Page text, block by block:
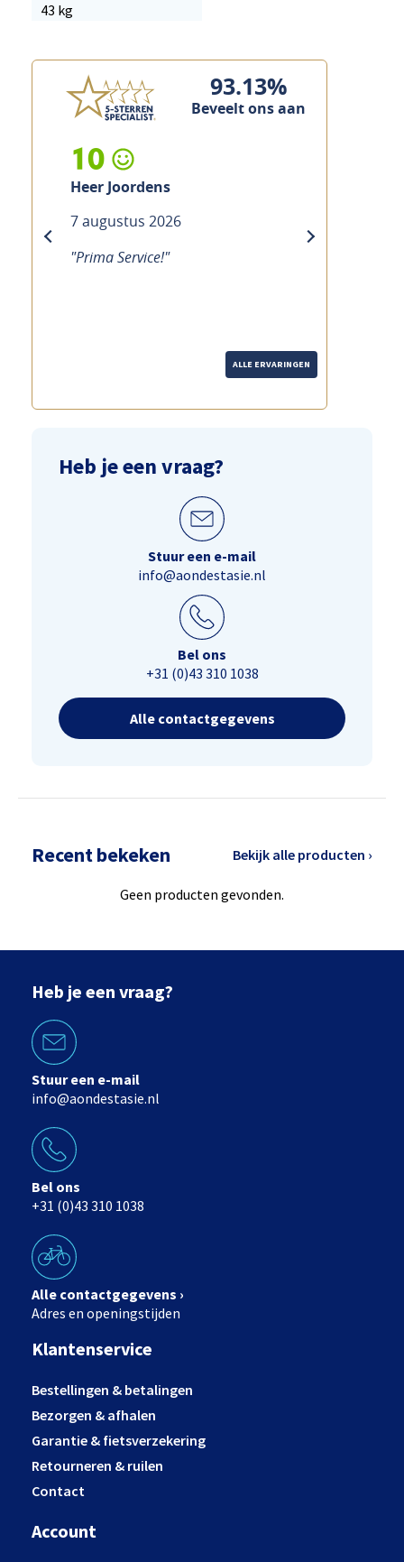
43 kg
93.13%
Beveelt ons aan
Heer Joordens
7 augustus 2026
"Prima Service!"
next
ALLE ERVARINGEN
Heb je een vraag?
Stuur een e-mail
info@aondestasie.nl
Bel ons
+31 (0)43 310 1038
Alle contactgegevens
Recent bekeken Bekijk alle producten ›
Geen producten gevonden.
Heb je een vraag?
Stuur een e-mail
info@aondestasie.nl
Bel ons
+31 (0)43 310 1038
Alle contactgegevens ›
Adres en openingstijden
Klantenservice
Bestellingen & betalingen
Bezorgen & afhalen
Garantie & fietsverzekering
Retourneren & ruilen
Contact
Account